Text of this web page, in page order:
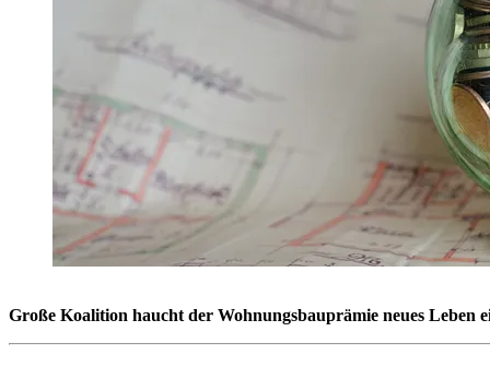
Große Koalition haucht der Wohnungsbauprämie neues Leben